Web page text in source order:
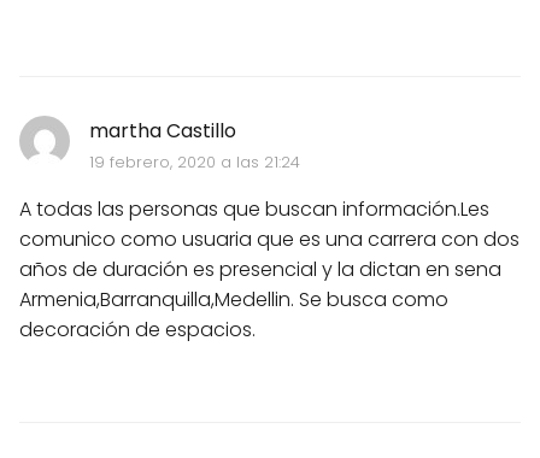
martha Castillo
19 febrero, 2020 a las 21:24
A todas las personas que buscan información.Les
comunico como usuaria que es una carrera con dos
años de duración es presencial y la dictan en sena
Armenia,Barranquilla,Medellin. Se busca como
decoración de espacios.